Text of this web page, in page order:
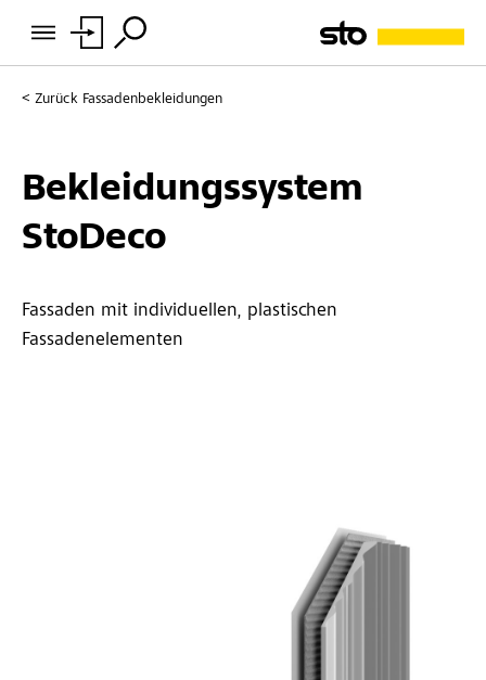
Zurück Fassadenbekleidungen
Bekleidungssystem
StoDeco
Fassaden mit individuellen, plastischen
Fassadenelementen